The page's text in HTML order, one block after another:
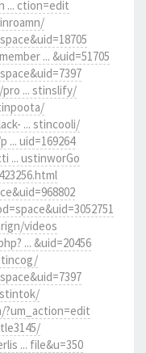
... ction=edit
... &uid=51705
... stinslify/
... stincooli/
uid=169264
... ustinworGo
videos
... &uid=20456
... file&u=350